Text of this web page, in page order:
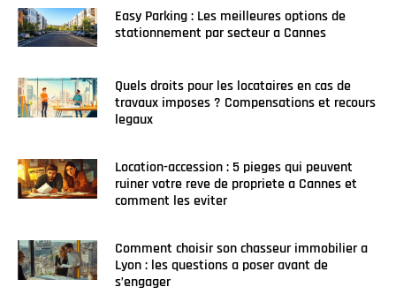
Easy Parking : Les meilleures options de
stationnement par secteur a Cannes
Quels droits pour les locataires en cas de
travaux imposes ? Compensations et recours
legaux
Location-accession : 5 pieges qui peuvent
ruiner votre reve de propriete a Cannes et
comment les eviter
Comment choisir son chasseur immobilier a
Lyon : les questions a poser avant de
s’engager